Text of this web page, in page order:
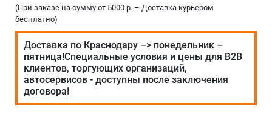
(При заказе на сумму от 5000 р. – Доставка курьером
бесплатно)
Доставка по Краснодару –> понедельник –
пятница!Специальные условия и цены для В2В
клиентов, торгующих организаций,
автосервисов - доступны после заключения
договора!